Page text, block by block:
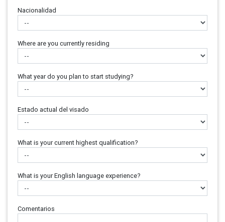
Nacionalidad
Where are you currently residing
What year do you plan to start studying?
Estado actual del visado
What is your current highest qualification?
What is your English language experience?
Comentarios